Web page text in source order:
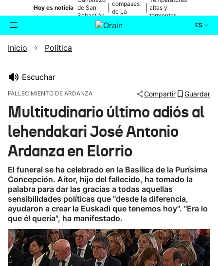
Hoy es noticia de San
Sebastián
compases
de La
altas y
tormentas
ES
Buscador
Ikusmiran
Eguraldia
Inicio Política
Escuchar
FALLECIMIENTO DE ARDANZA Compartir Guardar
Multitudinario último adiós al
lehendakari José Antonio
Ardanza en Elorrio
El funeral se ha celebrado en la Basílica de la Purísima
Concepción. Aitor, hijo del fallecido, ha tomado la
palabra para dar las gracias a todas aquellas
sensibilidades políticas que "desde la diferencia,
ayudaron a crear la Euskadi que tenemos hoy". "Era lo
que él quería", ha manifestado.